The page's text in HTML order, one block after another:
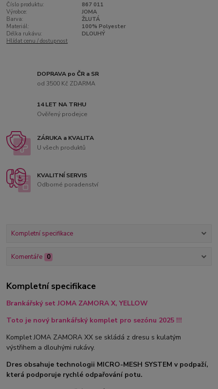
Číslo produktu:
867 011
Výrobce:
JOMA
Barva:
ŽLUTÁ
Materiál:
100% Polyester
Délka rukávu:
DLOUHÝ
Hlídat cenu / dostupnost
DOPRAVA po ČR a SR
od 3500 Kč ZDARMA
14 LET NA TRHU
Ověřený prodejce
ZÁRUKA a KVALITA
U všech produktů
KVALITNÍ SERVIS
Odborné poradenství
Kompletní specifikace
Komentáře 0
Kompletní specifikace
Brankářský set JOMA ZAMORA X, YELLOW
Toto je nový brankářský komplet pro sezónu 2025 !!!
Komplet JOMA ZAMORA XX se skládá z dresu s kulatým
výstřihem a dlouhými rukávy.
Dres obsahuje technologii MICRO-MESH SYSTEM v podpaží,
která podporuje rychlé odpařování potu.